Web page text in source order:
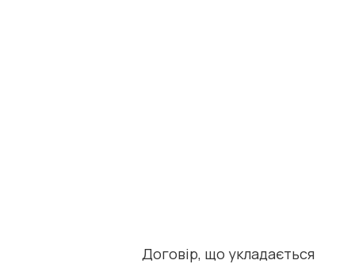
Договір, що укладається